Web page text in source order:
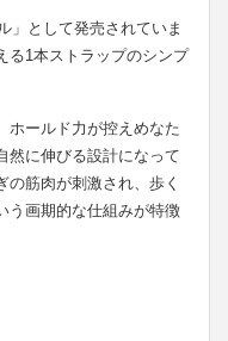
」として発売されていま
る1本ストラップのシンプ
ホールド力が控えめなた
然に伸びる設計になって
筋肉が刺激され、歩く
う画期的な仕組みが特徴